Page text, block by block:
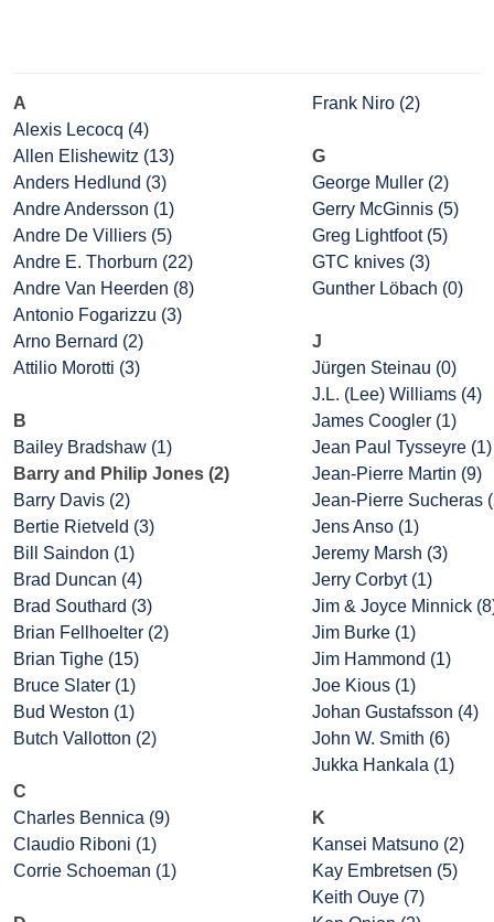
A
Alexis Lecocq (4)
Allen Elishewitz (13)
Anders Hedlund (3)
Andre Andersson (1)
Andre De Villiers (5)
Andre E. Thorburn (22)
Andre Van Heerden (8)
Antonio Fogarizzu (3)
Arno Bernard (2)
Attilio Morotti (3)
B
Bailey Bradshaw (1)
Barry and Philip Jones (2)
Barry Davis (2)
Bertie Rietveld (3)
Bill Saindon (1)
Brad Duncan (4)
Brad Southard (3)
Brian Fellhoelter (2)
Brian Tighe (15)
Bruce Slater (1)
Bud Weston (1)
Butch Vallotton (2)
C
Charles Bennica (9)
Claudio Riboni (1)
Corrie Schoeman (1)
Frank Niro (2)
G
George Muller (2)
Gerry McGinnis (5)
Greg Lightfoot (5)
GTC knives (3)
Gunther Löbach (0)
J
Jürgen Steinau (0)
J.L. (Lee) Williams (4)
James Coogler (1)
Jean Paul Tysseyre (1)
Jean-Pierre Martin (9)
Jean-Pierre Sucheras
Jens Anso (1)
Jeremy Marsh (3)
Jerry Corbyt (1)
Jim & Joyce Minnick
Jim Burke (1)
Jim Hammond (1)
Joe Kious (1)
Johan Gustafsson (4)
John W. Smith (6)
Jukka Hankala (1)
K
Kansei Matsuno (2)
Kay Embretsen (5)
Keith Ouye (7)